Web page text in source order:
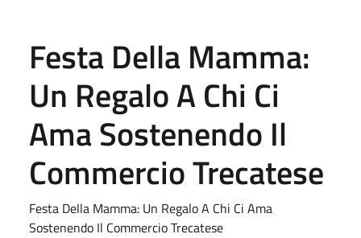
Festa Della Mamma:
Un Regalo A Chi Ci
Ama Sostenendo Il
Commercio Trecatese
Festa Della Mamma: Un Regalo A Chi Ci Ama
Sostenendo Il Commercio Trecatese